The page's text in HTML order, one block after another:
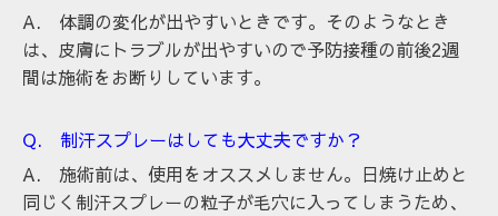
A. 体調の変化が出やすいときです。そのようなとき
は、皮膚にトラブルが出やすいので予防接種の前後2週
間は施術をお断りしています。
Q. 制汗スプレーはしても大丈夫ですか？
A. 施術前は、使用をオススメしません。日焼け止めと
同じく制汗スプレーの粒子が毛穴に入ってしまうため、